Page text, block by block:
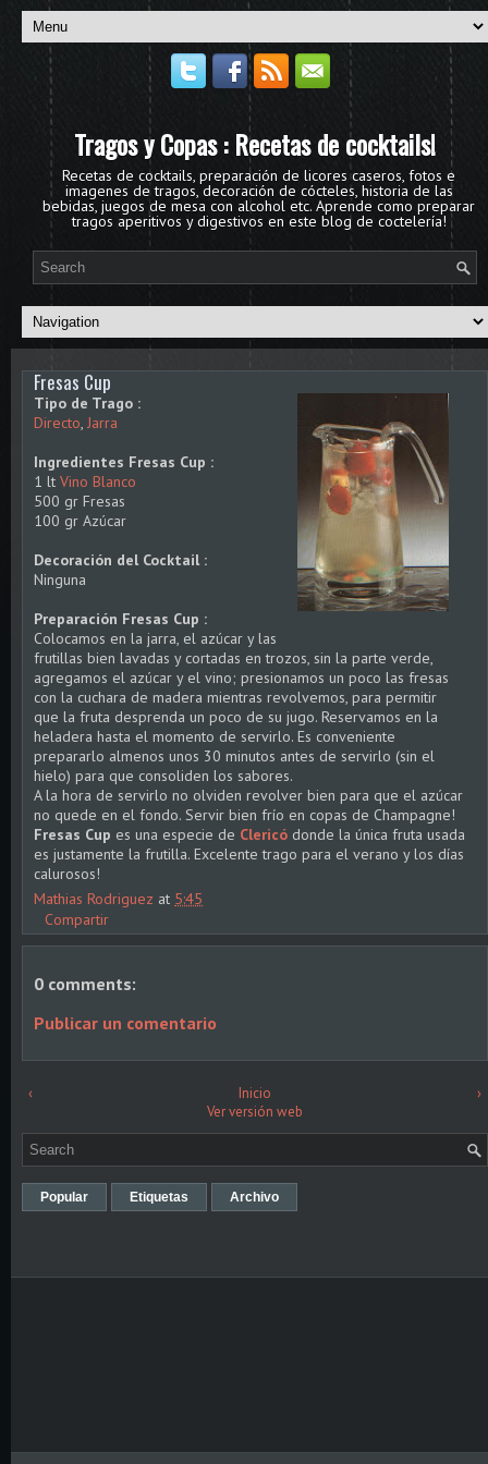
Tragos y Copas : Recetas de cocktails!
Recetas de cocktails, preparación de licores caseros, fotos e
imagenes de tragos, decoración de cócteles, historia de las
bebidas, juegos de mesa con alcohol etc. Aprende como preparar
tragos aperitivos y digestivos en este blog de coctelería!
Fresas Cup
Tipo de Trago :
Directo, Jarra
Ingredientes Fresas Cup :
1 lt Vino Blanco
500 gr Fresas
100 gr Azúcar
Decoración del Cocktail :
Ninguna
Preparación Fresas Cup :
Colocamos en la jarra, el azúcar y las
frutillas bien lavadas y cortadas en trozos, sin la parte verde,
agregamos el azúcar y el vino; presionamos un poco las fresas
con la cuchara de madera mientras revolvemos, para permitir
que la fruta desprenda un poco de su jugo. Reservamos en la
heladera hasta el momento de servirlo. Es conveniente
prepararlo almenos unos 30 minutos antes de servirlo (sin el
hielo) para que consoliden los sabores.
A la hora de servirlo no olviden revolver bien para que el azúcar
no quede en el fondo. Servir bien frío en copas de Champagne!
Fresas Cup es una especie de Clericó donde la única fruta usada
es justamente la frutilla. Excelente trago para el verano y los días
calurosos!
Mathias Rodriguez at 5:45
Compartir
0 comments:
Publicar un comentario
‹ ›
Inicio
Ver versión web
Popular Etiquetas Archivo